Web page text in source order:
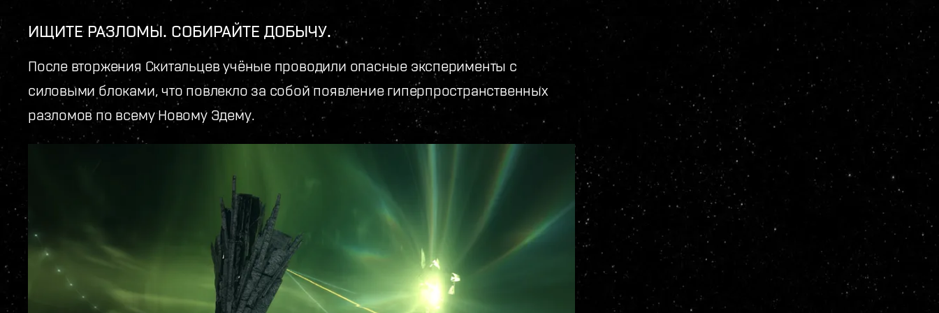
ИЩИТЕ РАЗЛОМЫ. СОБИРАЙТЕ ДОБЫЧУ.
После вторжения Скитальцев учёные проводили опасные эксперименты с
силовыми блоками, что повлекло за собой появление гиперпространственных
разломов по всему Новому Эдему.